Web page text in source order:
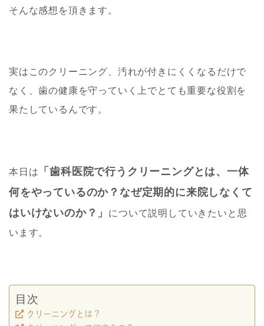
そんな感想を頂きます。
実はこのクリーニング、汚れが付きにくくなるだけで
なく、歯の健康を守っていく上でとても重要な役割を
果たしているんです。
本日は
「歯科医院で行うクリーニングとは、一体
何をやっているのか？なぜ定期的に来院しなくて
はいけないのか？」
について説明していきたいと思
います。
目次
クリーニングとは？